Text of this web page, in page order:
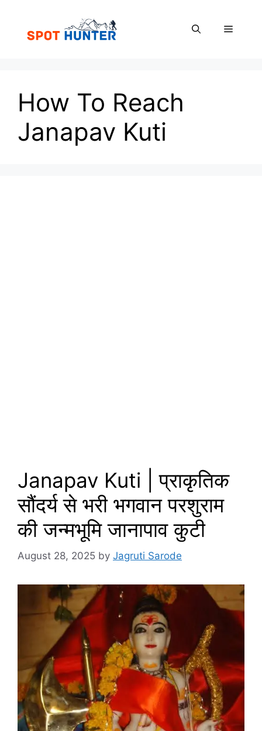
content
Menu
How To Reach
Janapav Kuti
Janapav Kuti | प्राकृतिक
सौंदर्य से भरी भगवान परशुराम
की जन्मभूमि जानापाव कुटी
August 28, 2025 by Jagruti Sarode